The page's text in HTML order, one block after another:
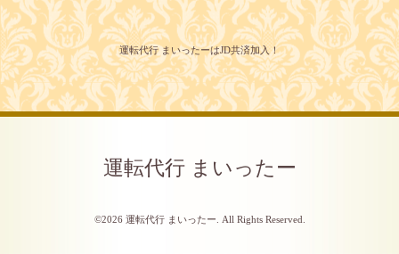
運転代行 まいったーはJD共済加入！
運転代行 まいったー
©2026 運転代行 まいったー . All Rights Reserved.